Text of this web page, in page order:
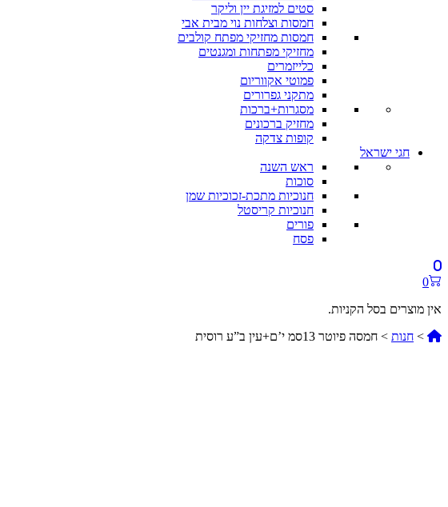
סטים למזיגת יין וליקר
חמסות וצלחות נוי מבית אבי
חמסות מחזיקי מפתח קולבים
מחזיקי מפתחות ומגנטים
כלייזמרים
פמוטי אקווריום
מתקני גפרורים
מסגרות+ברכות
מחזיק ברכונים
קופות צדקה
חגי ישראל
ראש השנה
סוכות
חנוכיות מתכת-זכוכיות שמן
חנוכיות קריסטל
פורים
פסח
0
0
אין מוצרים בסל הקניות.
Home
> חנות > חמסה פיוטר 13סמ י’ם+עין ב”ע רוסית